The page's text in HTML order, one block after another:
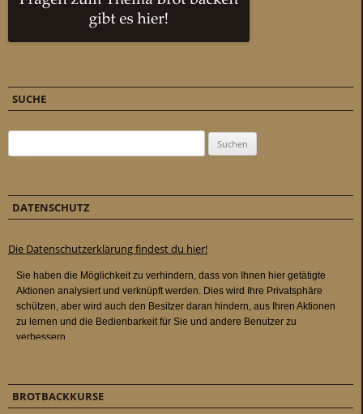
SUCHE
DATENSCHUTZ
Die Datenschutzerklärung findest du hier!
BROTBACKKURSE